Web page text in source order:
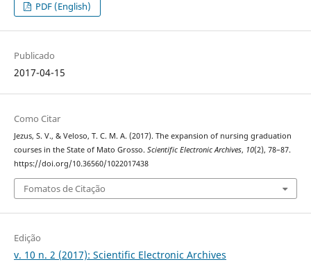
PDF (English)
Publicado
2017-04-15
Como Citar
Jezus, S. V., & Veloso, T. C. M. A. (2017). The expansion of nursing graduation
courses in the State of Mato Grosso. Scientific Electronic Archives, 10(2), 78–87.
https://doi.org/10.36560/1022017438
Fomatos de Citação
Edição
v. 10 n. 2 (2017): Scientific Electronic Archives